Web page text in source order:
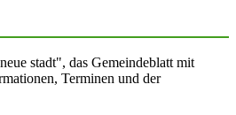
stadt", das Gemeindeblatt mit
Terminen und der